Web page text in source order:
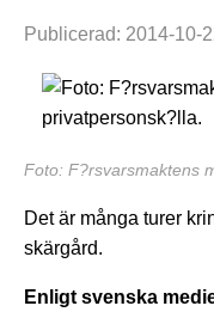
Publicerad: 2014-10-
Foto: F?rsvarsmaktens
Det är många turer
skärgård.
Enligt svenska